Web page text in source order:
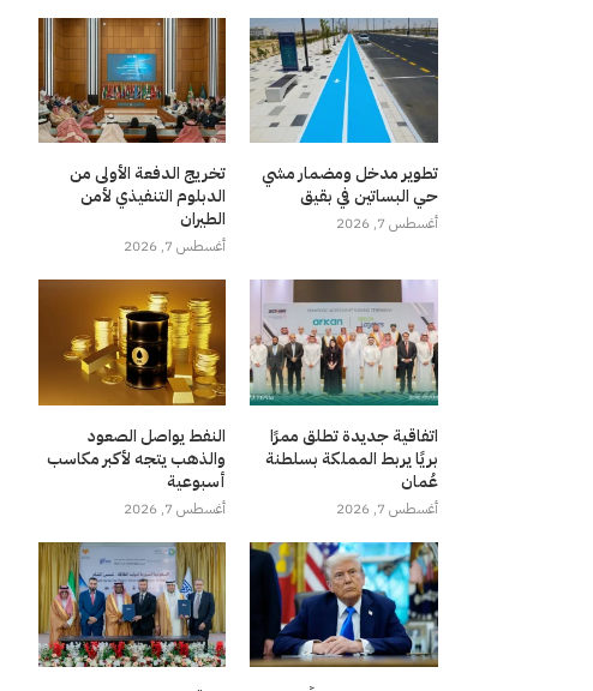
تطوير مدخل ومضمار مشي
حي البساتين في بقيق
أغسطس 7, 2026
تخريج الدفعة الأولى من
الدبلوم التنفيذي لأمن
الطيران
أغسطس 7, 2026
اتفاقية جديدة تطلق ممرًا
بريًا يربط المملكة بسلطنة
عُمان
أغسطس 7, 2026
النفط يواصل الصعود
والذهب يتجه لأكبر مكاسب
أسبوعية
أغسطس 7, 2026